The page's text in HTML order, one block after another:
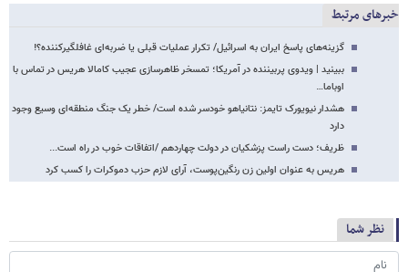
خبرهای مرتبط
گزینه‌های پاسخ ایران به اسرائیل/ تکرار عملیات قبلی یا ضربه‌ای غافلگیرکننده؟!
ببینید | ویدوی پربیننده در آمریکا؛ تمسخر ظاهرسازی عجیب کامالا هریس در تماس با
اوباما…
هشدار نیویورک تایمز: نتانیاهو خودسر شده است/ خطر یک جنگ منطقه‌ای وسیع وجود
دارد
ظریف؛ دست راست پزشکیان در دولت چهاردهم /اتفاقات خوب در راه است...
هریس به عنوان اولین زن رنگین‌پوست، آرای لازم حزب دموکرات را کسب کرد
نظر شما